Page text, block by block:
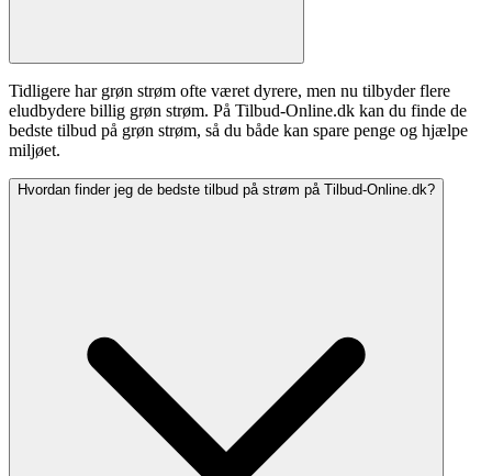
Tidligere har grøn strøm ofte været dyrere, men nu tilbyder flere
eludbydere billig grøn strøm. På Tilbud-Online.dk kan du finde de
bedste tilbud på grøn strøm, så du både kan spare penge og hjælpe
miljøet.
Hvordan finder jeg de bedste tilbud på strøm på Tilbud-Online.dk?